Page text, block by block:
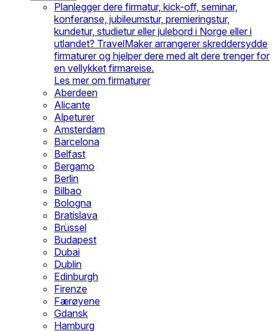
Planlegger dere firmatur, kick-off, seminar,
konferanse, jubileumstur, premieringstur,
kundetur, studietur eller julebord i Norge eller i
utlandet? TravelMaker arrangerer skreddersydde
firmaturer og hjelper dere med alt dere trenger for
en vellykket firmareise.
Les mer om firmaturer
Aberdeen
Alicante
Alpeturer
Amsterdam
Barcelona
Belfast
Bergamo
Berlin
Bilbao
Bologna
Bratislava
Brüssel
Budapest
Dubai
Dublin
Edinburgh
Firenze
Færøyene
Gdansk
Hamburg